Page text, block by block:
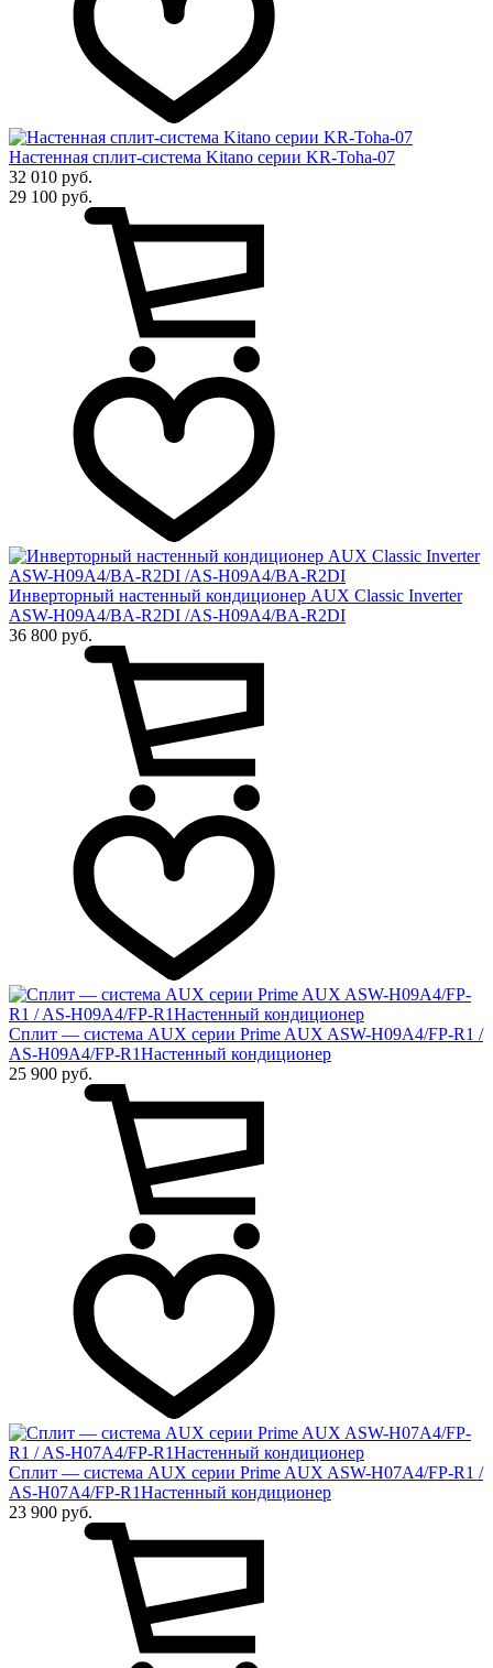
Настенная сплит-система Kitano серии KR-Toha-07
32 010 руб.
29 100 руб.
Инверторный настенный кондиционер AUX Сlassic Inverter
ASW-H09A4/BA-R2DI /AS-H09A4/BA-R2DI
36 800 руб.
Сплит — система AUX серии Prime AUX ASW-H09A4/FP-R1 /
AS-H09A4/FP-R1Настенный кондиционер
25 900 руб.
Сплит — система AUX серии Prime AUX ASW-H07A4/FP-R1 /
AS-H07A4/FP-R1Настенный кондиционер
23 900 руб.